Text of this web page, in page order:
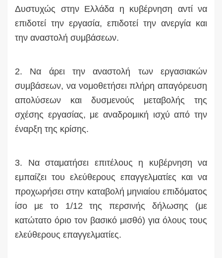
Δυστυχώς στην Ελλάδα η κυβέρνηση αντί να
επιδοτεί την εργασία, επιδοτεί την ανεργία και
την αναστολή συμβάσεων.
2. Να άρει την αναστολή των εργασιακών
συμβάσεων, να νομοθετήσει πλήρη απαγόρευση
απολύσεων και δυσμενούς μεταβολής της
σχέσης εργασίας, με αναδρομική ισχύ από την
έναρξη της κρίσης.
3. Να σταματήσει επιτέλους η κυβέρνηση να
εμπαίζει του ελεύθερους επαγγελματίες και να
προχωρήσει στην καταβολή μηνιαίου επιδόματος
ίσο με το 1/12 της περσινής δήλωσης (με
κατώτατο όριο τον βασικό μισθό) για όλους τους
ελεύθερους επαγγελματίες.